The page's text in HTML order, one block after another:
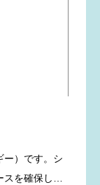
ー）です。シ
スを確保した